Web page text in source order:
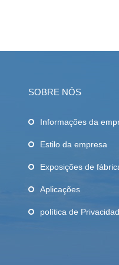
SOBRE NÓS
Informações da
Estilo da empresa
Exposições de
Aplicações
política de